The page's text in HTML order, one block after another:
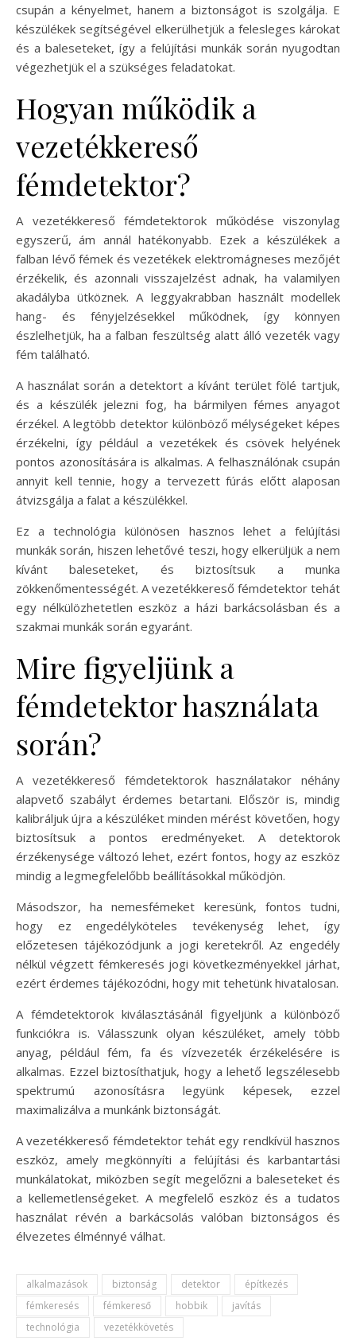
csupán a kényelmet, hanem a biztonságot is szolgálja. E
készülékek segítségével elkerülhetjük a felesleges károkat
és a baleseteket, így a felújítási munkák során nyugodtan
végezhetjük el a szükséges feladatokat.
Hogyan működik a
vezetékkereső
fémdetektor?
A vezetékkereső fémdetektorok működése viszonylag
egyszerű, ám annál hatékonyabb. Ezek a készülékek a
falban lévő fémek és vezetékek elektromágneses mezőjét
érzékelik, és azonnali visszajelzést adnak, ha valamilyen
akadályba ütköznek. A leggyakrabban használt modellek
hang- és fényjelzésekkel működnek, így könnyen
észlelhetjük, ha a falban feszültség alatt álló vezeték vagy
fém található.
A használat során a detektort a kívánt terület fölé tartjuk,
és a készülék jelezni fog, ha bármilyen fémes anyagot
érzékel. A legtöbb detektor különböző mélységeket képes
érzékelni, így például a vezetékek és csövek helyének
pontos azonosítására is alkalmas. A felhasználónak csupán
annyit kell tennie, hogy a tervezett fúrás előtt alaposan
átvizsgálja a falat a készülékkel.
Ez a technológia különösen hasznos lehet a felújítási
munkák során, hiszen lehetővé teszi, hogy elkerüljük a nem
kívánt baleseteket, és biztosítsuk a munka
zökkenőmentességét. A vezetékkereső fémdetektor tehát
egy nélkülözhetetlen eszköz a házi barkácsolásban és a
szakmai munkák során egyaránt.
Mire figyeljünk a
fémdetektor használata
során?
A vezetékkereső fémdetektorok használatakor néhány
alapvető szabályt érdemes betartani. Először is, mindig
kalibráljuk újra a készüléket minden mérést követően, hogy
biztosítsuk a pontos eredményeket. A detektorok
érzékenysége változó lehet, ezért fontos, hogy az eszköz
mindig a legmegfelelőbb beállításokkal működjön.
Másodszor, ha nemesfémeket keresünk, fontos tudni,
hogy ez engedélyköteles tevékenység lehet, így
előzetesen tájékozódjunk a jogi keretekről. Az engedély
nélkül végzett fémkeresés jogi következményekkel járhat,
ezért érdemes tájékozódni, hogy mit tehetünk hivatalosan.
A fémdetektorok kiválasztásánál figyeljünk a különböző
funkciókra is. Válasszunk olyan készüléket, amely több
anyag, például fém, fa és vízvezeték érzékelésére is
alkalmas. Ezzel biztosíthatjuk, hogy a lehető legszélesebb
spektrumú azonosításra legyünk képesek, ezzel
maximalizálva a munkánk biztonságát.
A vezetékkereső fémdetektor tehát egy rendkívül hasznos
eszköz, amely megkönnyíti a felújítási és karbantartási
munkálatokat, miközben segít megelőzni a baleseteket és
a kellemetlenségeket. A megfelelő eszköz és a tudatos
használat révén a barkácsolás valóban biztonságos és
élvezetes élménnyé válhat.
alkalmazások biztonság detektor
építkezés
fémkeresés
fémkereső hobbik
javítás
technológia
vezetékkövetés